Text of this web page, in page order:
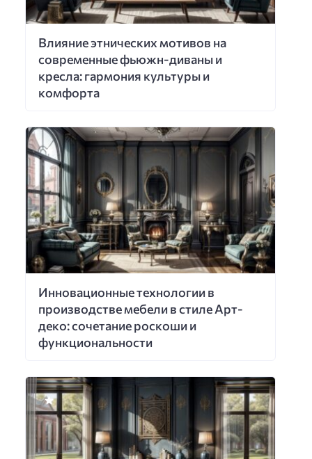
Влияние этнических мотивов на
современные фьюжн-диваны и
кресла: гармония культуры и
комфорта
Инновационные технологии в
производстве мебели в стиле Арт-
деко: сочетание роскоши и
функциональности